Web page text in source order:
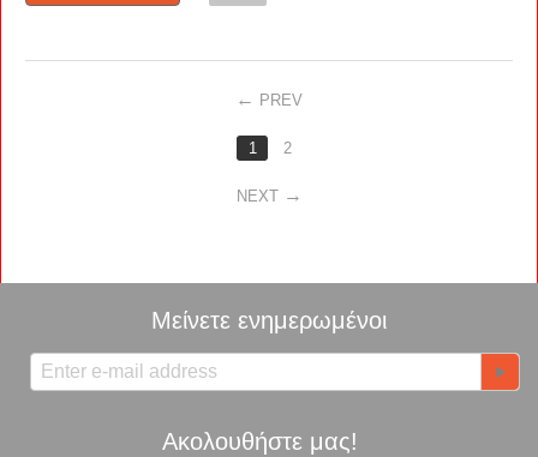
PREV
1 2
NEXT
Μείνετε ενημερωμένοι
Ακολουθήστε μας!